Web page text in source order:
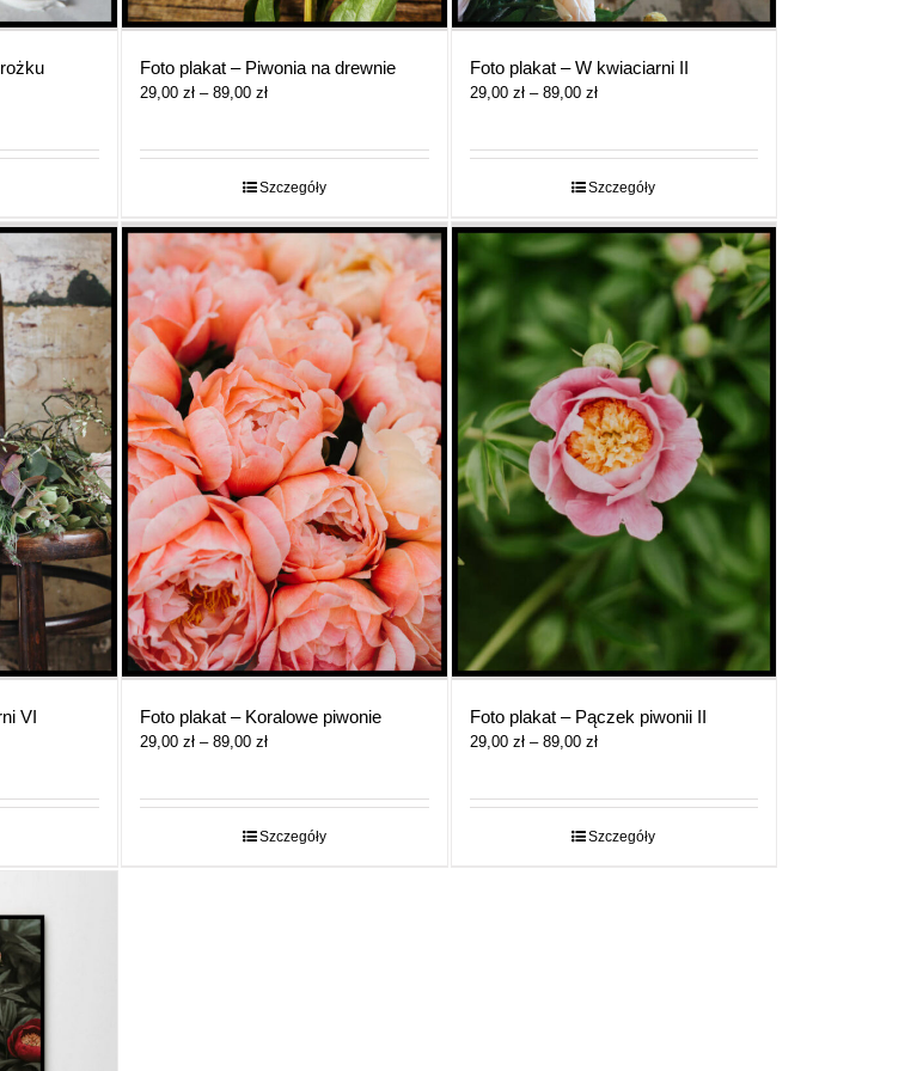
Foto plakat – Piwonia na drewnie
29,00 zł – 89,00 złZakres
29,00 zł
do
Szczegóły
Foto plakat – W kwiaciarni II
29,00 zł – 89,00 złZakres
29,00 zł
do
Szczegóły
VI Foto plakat – Koralowe piwonie
29,00 zł – 89,00 złZakres
29,00 zł
do
Szczegóły
Foto plakat – Pączek piwonii II
29,00 zł – 89,00 złZakres
29,00 zł
do
Szczegóły